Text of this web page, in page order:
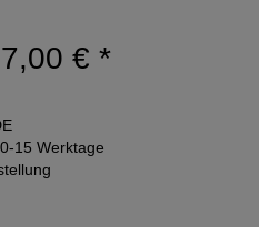
€ *
15 Werktage